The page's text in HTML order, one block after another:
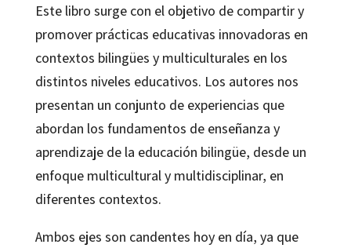
educación
universal,
intercultural
y
bilingüe
cantidad
Este libro surge con el objetivo de compartir y
promover prácticas educativas innovadoras en
contextos bilingües y multiculturales en los
distintos niveles educativos. Los autores nos
presentan un conjunto de experiencias que
abordan los fundamentos de enseñanza y
aprendizaje de la educación bilingüe, desde un
enfoque multicultural y multidisciplinar, en
diferentes contextos.
Ambos ejes son candentes hoy en día, ya que